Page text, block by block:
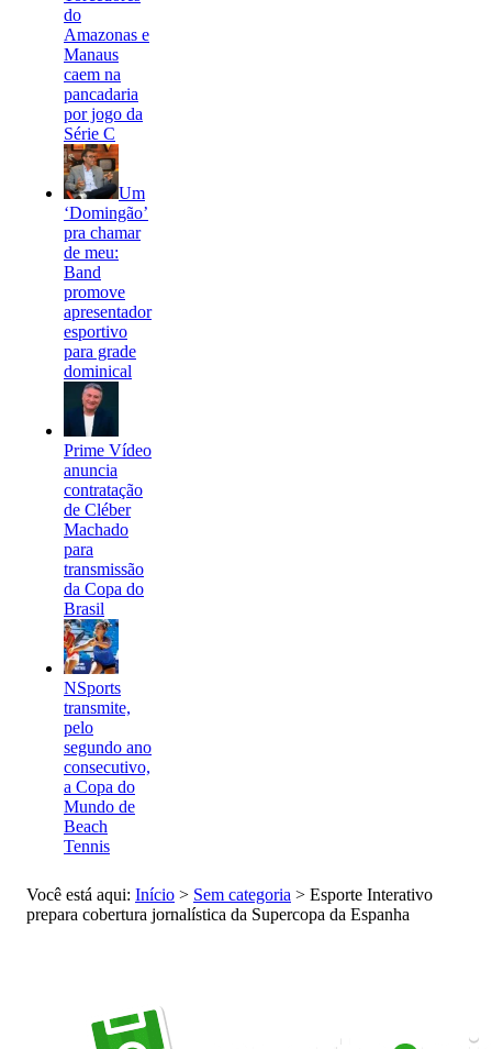
do
Amazonas e
Manaus
caem na
pancadaria
por jogo da
Série C
Um
‘Domingão’
pra chamar
de meu:
Band
promove
apresentador
esportivo
para grade
dominical
Prime Vídeo
anuncia
contratação
de Cléber
Machado
para
transmissão
da Copa do
Brasil
NSports
transmite,
pelo
segundo ano
consecutivo,
a Copa do
Mundo de
Beach
Tennis
Você está aqui: Início > Sem categoria > Esporte Interativo
prepara cobertura jornalística da Supercopa da Espanha